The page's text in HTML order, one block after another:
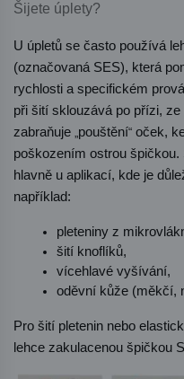
Šijete úplety?
U úpletů se často používá
(označovaná SES), která
rychlosti a specifickém
při šití sklouzává po přízi,
zabraňuje „pouštění“ oček,
poškozením ostrou
hlavně u aplikací, kde je
například:
pleteniny z
šití knoflíků,
vícehlavé vyšívání,
oděvní kůže (měkčí,
Pro šití pletenin nebo
lehce zakulacenou špičkou